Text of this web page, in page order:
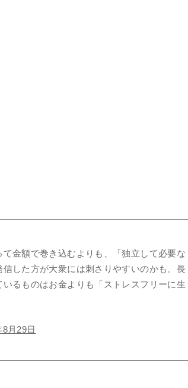
金額で巻き込むよりも、「独立して必要な
した方が大衆には刺さりやすいのかも。長
るものはお金よりも「ストレスフリーに生
8月29日